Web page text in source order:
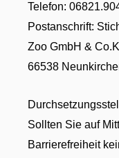
Telefon:
Postanschrift:
Zoo GmbH &
66538
Sollten Sie auf
Barrierefreiheit